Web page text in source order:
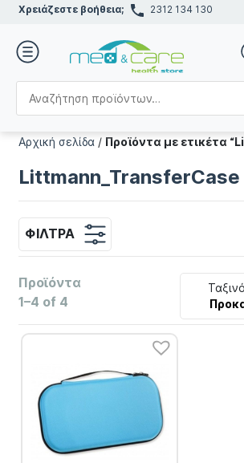
Χρειάζεστε βοήθεια; 2312 134 130
Αρχική σελίδα / Προϊόντα με ετικέτα
Littmann_TransferCase
ΦΊΛΤΡΑ
Προϊόντα
1–4 of 4